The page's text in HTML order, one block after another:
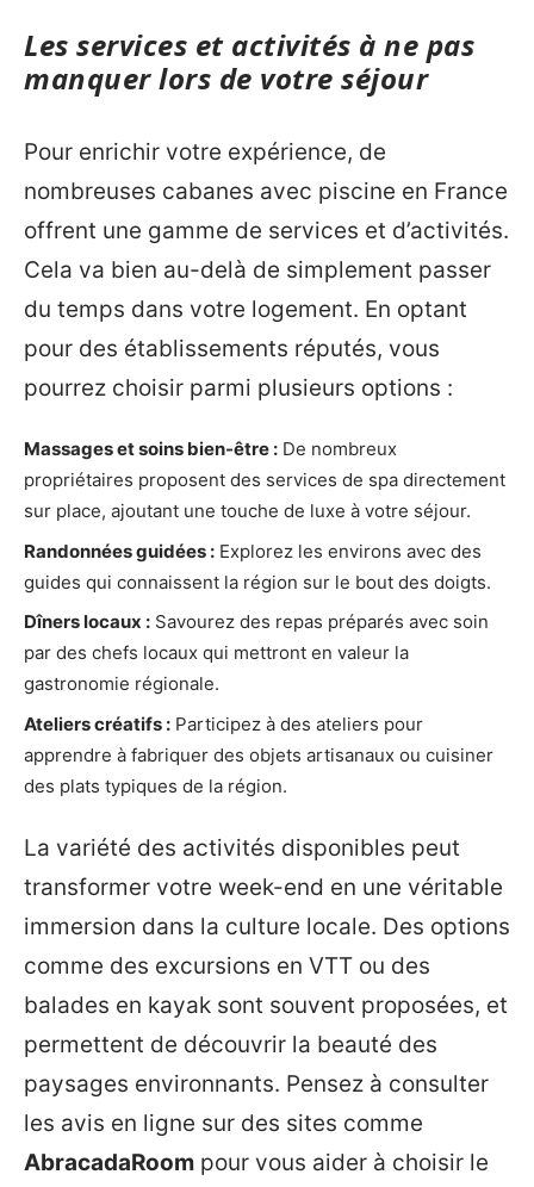
Les services et activités à ne pas
manquer lors de votre séjour
Pour enrichir votre expérience, de
nombreuses cabanes avec piscine en France
offrent une gamme de services et d’activités.
Cela va bien au-delà de simplement passer
du temps dans votre logement. En optant
pour des établissements réputés, vous
pourrez choisir parmi plusieurs options :
Massages et soins bien-être : De nombreux
propriétaires proposent des services de spa directement
sur place, ajoutant une touche de luxe à votre séjour.
Randonnées guidées : Explorez les environs avec des
guides qui connaissent la région sur le bout des doigts.
Dîners locaux : Savourez des repas préparés avec soin
par des chefs locaux qui mettront en valeur la
gastronomie régionale.
Ateliers créatifs : Participez à des ateliers pour
apprendre à fabriquer des objets artisanaux ou cuisiner
des plats typiques de la région.
La variété des activités disponibles peut
transformer votre week-end en une véritable
immersion dans la culture locale. Des options
comme des excursions en VTT ou des
balades en kayak sont souvent proposées, et
permettent de découvrir la beauté des
paysages environnants. Pensez à consulter
les avis en ligne sur des sites comme
AbracadaRoom pour vous aider à choisir le